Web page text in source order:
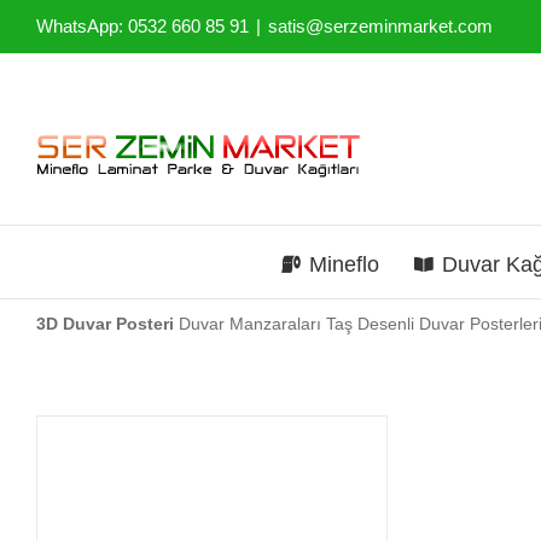
WhatsApp: 0532 660 85 91 | satis@serzeminmarket.com
Mineflo Duvar
3D Duvar Posteri Duvar Manzaraları Taş Desenli Duvar